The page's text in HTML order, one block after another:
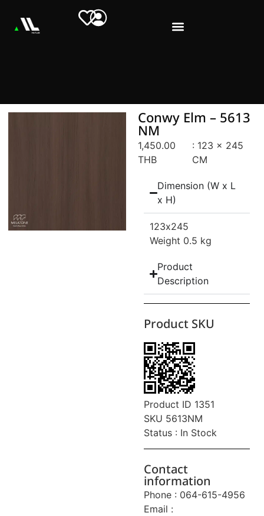
Conwy Elm – 5613
NM
1,450.00
THB
: 123 x 245
CM
Dimension (W x L
x H)
123x245
Weight 0.5 kg
Product
Description
Product SKU
Product ID 1351
SKU 5613NM
Status : In Stock
Contact
information
Phone : 064-615-4956
Email :